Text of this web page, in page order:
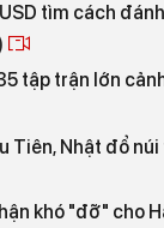
tìm cách
tập trận lớn
Tiên, Nhật đổ
khó "đỡ" cho